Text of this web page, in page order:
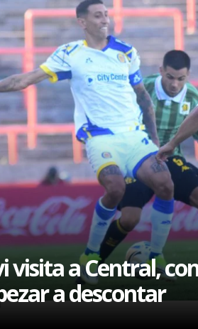
visita a Central,
a descontar